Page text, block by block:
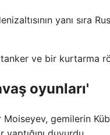
yanı
ve bir kurtarma
oyunları'
Moiseyev, gemilerin